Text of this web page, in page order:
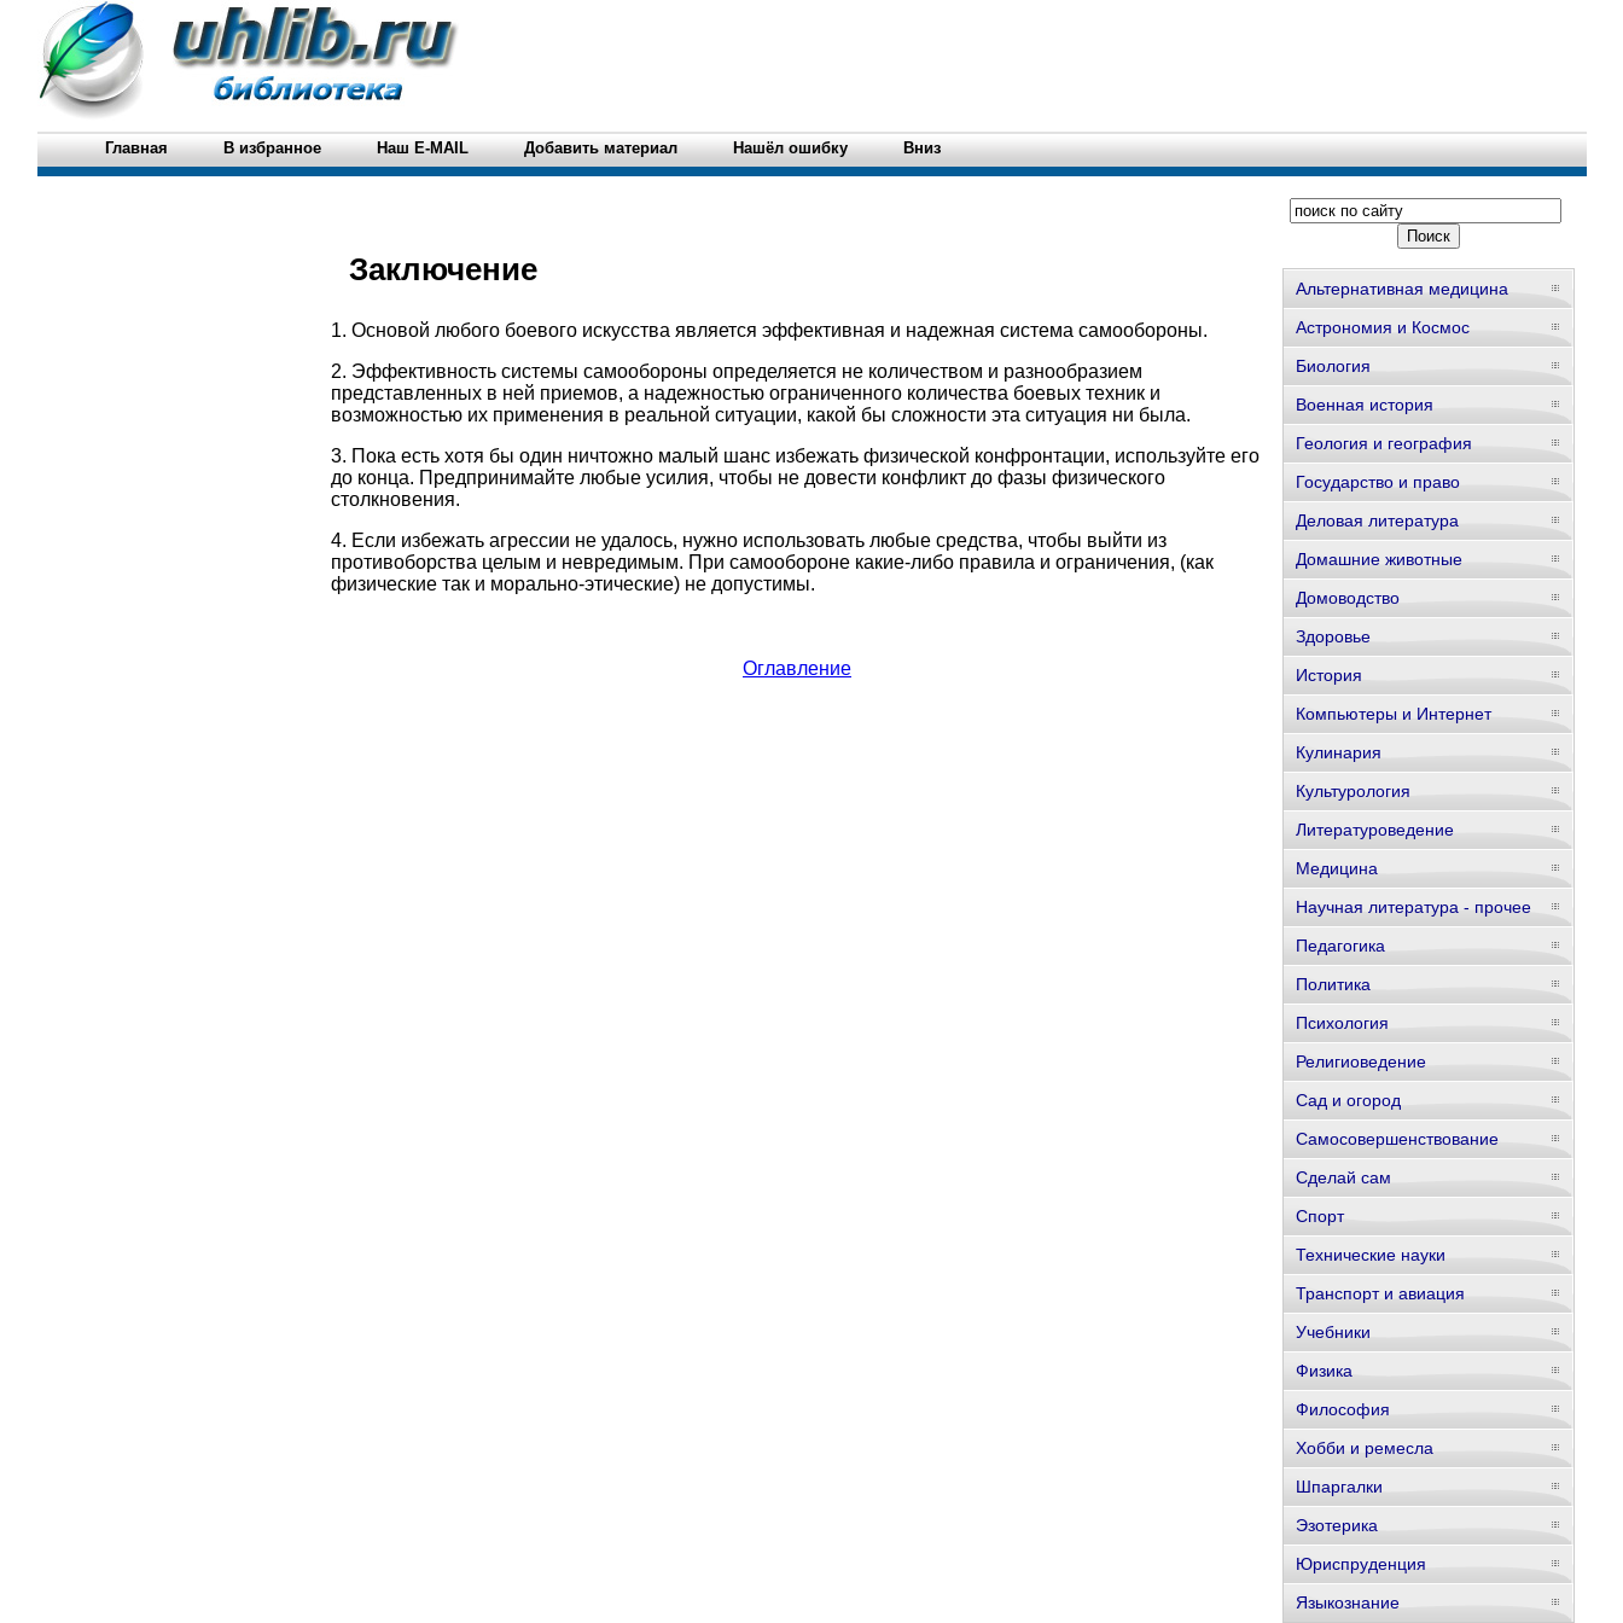
Главная В избранное Наш E-MAIL Добавить материал Нашёл ошибку Вниз
Заключение
1. Основой любого боевого искусства является эффективная и надежная система самообороны.
2. Эффективность системы самообороны определяется не количеством и разнообразием
представленных в ней приемов, а надежностью ограниченного количества боевых техник и
возможностью их применения в реальной ситуации, какой бы сложности эта ситуация ни была.
3. Пока есть хотя бы один ничтожно малый шанс избежать физической конфронтации, используйте его
до конца. Предпринимайте любые усилия, чтобы не довести конфликт до фазы физического
столкновения.
4. Если избежать агрессии не удалось, нужно использовать любые средства, чтобы выйти из
противоборства целым и невредимым. При самообороне какие-либо правила и ограничения, (как
физические так и морально-этические) не допустимы.
Оглавление
Альтернативная медицина
Астрономия и Космос
Биология
Военная история
Геология и география
Государство и право
Деловая литература
Домашние животные
Домоводство
Здоровье
История
Компьютеры и Интернет
Кулинария
Культурология
Литературоведение
Медицина
Научная литература - прочее
Педагогика
Политика
Психология
Религиоведение
Сад и огород
Самосовершенствование
Сделай сам
Спорт
Технические науки
Транспорт и авиация
Учебники
Физика
Философия
Хобби и ремесла
Шпаргалки
Эзотерика
Юриспруденция
Языкознание